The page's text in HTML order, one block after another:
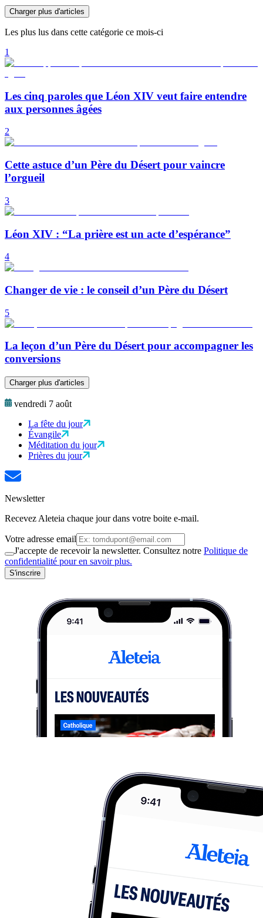
Charger plus d'articles
Les plus lus dans cette catégorie ce mois-ci
1
Les cinq paroles que Léon XIV veut faire entendre
aux personnes âgées
2
Cette astuce d’un Père du Désert pour vaincre
l’orgueil
3
Léon XIV : “La prière est un acte d’espérance”
4
Changer de vie : le conseil d’un Père du Désert
5
La leçon d’un Père du Désert pour accompagner les
conversions
Charger plus d'articles
vendredi 7 août
La fête du jour
Évangile
Méditation du jour
Prières du jour
Newsletter
Recevez Aleteia chaque jour dans votre boite e-mail.
Votre adresse email
J'accepte de recevoir la newsletter. Consultez notre Politique de
confidentialité pour en savoir plus.
S'inscrire